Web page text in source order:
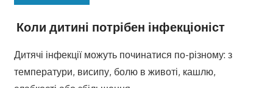
Коли дитині потрібен інфекціоніст
Дитячі інфекції можуть починатися по-різному: з
температури, висипу, болю в животі, кашлю,